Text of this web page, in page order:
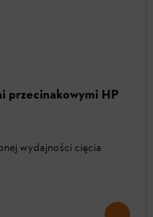
przecinakowymi HP
wydajności cięcia